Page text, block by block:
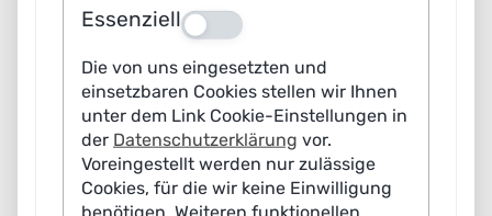
acatech – Deutsche Akademie der
der Europäischen Weltraumagentur (ESA).
Seit Gründung der Plattform Lernende Systeme haben
die Bundesforschungsministerin und der acatech
Präsident das Amt der Co-Vorsitzenden des
Essenziell Aus
Die von uns eingesetzten und
einsetzbaren Cookies stellen wir Ihnen
unter dem Link Cookie-Einstellungen in
der Datenschutzerklärung vor.
Voreingestellt werden nur zulässige
Cookies, für die wir keine Einwilligung